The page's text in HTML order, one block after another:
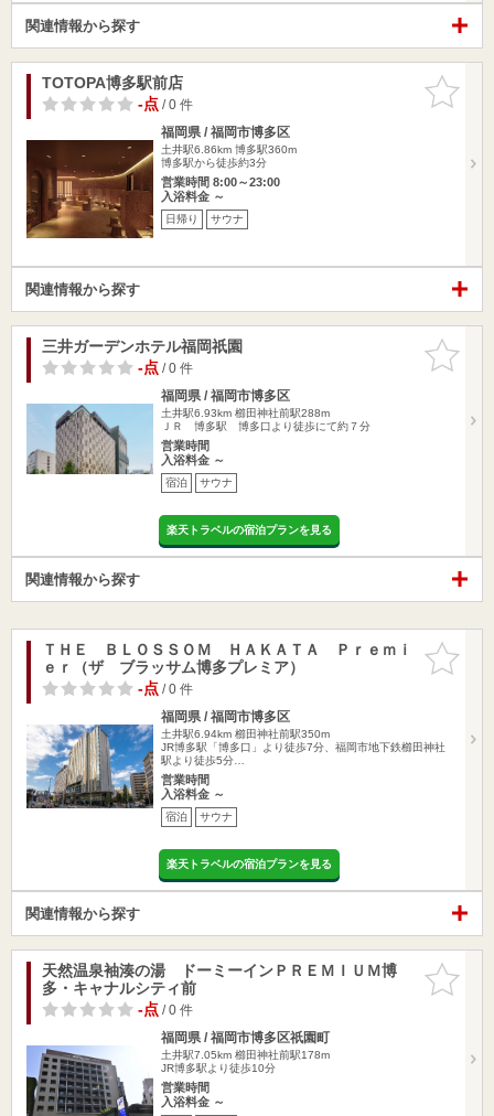
関連情報から探す
お気に入
りに追加
TOTOPA博多駅前店
-点/ 0 件
福岡県 / 福岡市博多区
土井駅6.86km 博多駅360m
博多駅から徒歩約3分
営業時間 8:00～23:00
入浴料金 ～
日帰り サウナ
関連情報から探す
お気に入
りに追加
三井ガーデンホテル福岡祇園
-点/ 0 件
福岡県 / 福岡市博多区
土井駅6.93km 櫛田神社前駅288m
ＪＲ 博多駅 博多口より徒歩にて約７分
営業時間
入浴料金 ～
宿泊 サウナ
楽天トラベルの宿泊プランを見る
関連情報から探す
お気に入
りに追加
ＴＨＥ ＢＬＯＳＳＯＭ ＨＡＫＡＴＡ Ｐｒｅｍｉ
ｅｒ（ザ ブラッサム博多プレミア）
-点/ 0 件
福岡県 / 福岡市博多区
土井駅6.94km 櫛田神社前駅350m
JR博多駅「博多口」より徒歩7分、福岡市地下鉄櫛田神社
駅より徒歩5分…
営業時間
入浴料金 ～
宿泊 サウナ
楽天トラベルの宿泊プランを見る
関連情報から探す
お気に入
りに追加
天然温泉袖湊の湯 ドーミーインＰＲＥＭＩＵＭ博
多・キャナルシティ前
-点/ 0 件
福岡県 / 福岡市博多区祇園町
土井駅7.05km 櫛田神社前駅178m
JR博多駅より徒歩10分
営業時間
入浴料金 ～